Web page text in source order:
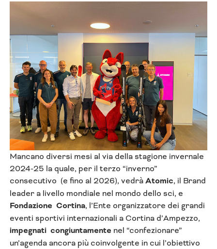
Mancano diversi mesi al via della stagione invernale
2024-25 la quale, per il terzo “inverno”
consecutivo (e fino al 2026), vedràAtomic, il Brand
leader a livello mondiale nel mondo dello sci, e
Fondazione Cortina, l’Ente organizzatore dei grandi
eventi sportivi internazionali a Cortina d’Ampezzo,
impegnati congiuntamente nel “confezionare”
un’agenda ancora più coinvolgente in cui l’obiettivo